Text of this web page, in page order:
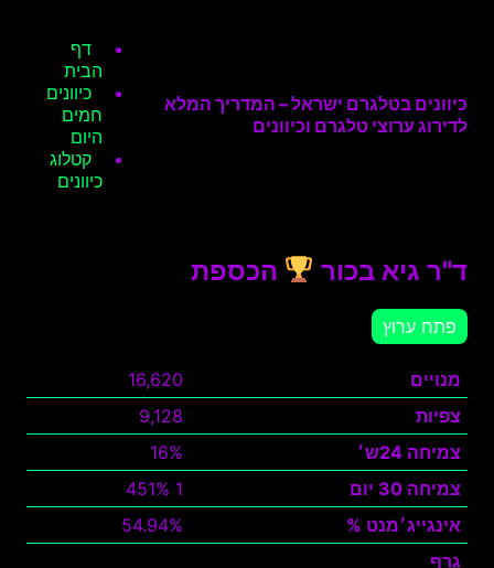
כיוונים בטלגרם ישראל – המדריך המלא
לדירוג ערוצי טלגרם וכיוונים
דף
הבית
כיוונים
חמים
היום
קטלוג
כיוונים
ד"ר גיא בכור הכספת
פתח ערוץ
מנויים
16,620
צפיות
9,128
צמיחה 24ש׳
16%
צמיחה 30 יום
1 451%
אינגייג׳מנט %
54.94%
גרף